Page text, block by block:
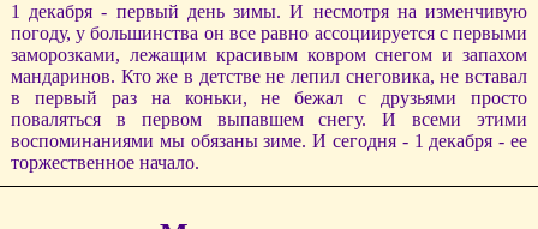
1 декабря - первый день зимы. И несмотря на изменчивую
погоду, у большинства он все равно ассоциируется с первыми
заморозками, лежащим красивым ковром снегом и запахом
мандаринов. Кто же в детстве не лепил снеговика, не вставал
в первый раз на коньки, не бежал с друзьями просто
поваляться в первом выпавшем снегу. И всеми этими
воспоминаниями мы обязаны зиме. И сегодня - 1 декабря - ее
торжественное начало.